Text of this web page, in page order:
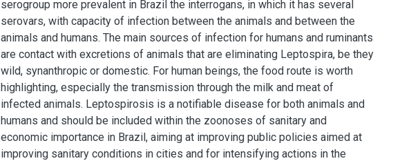
serogroup more prevalent in Brazil the interrogans, in which it has several
serovars, with capacity of infection between the animals and between the
animals and humans. The main sources of infection for humans and ruminants
are contact with excretions of animals that are eliminating Leptospira, be they
wild, synanthropic or domestic. For human beings, the food route is worth
highlighting, especially the transmission through the milk and meat of
infected animals. Leptospirosis is a notifiable disease for both animals and
humans and should be included within the zoonoses of sanitary and
economic importance in Brazil, aiming at improving public policies aimed at
improving sanitary conditions in cities and for intensifying actions in the